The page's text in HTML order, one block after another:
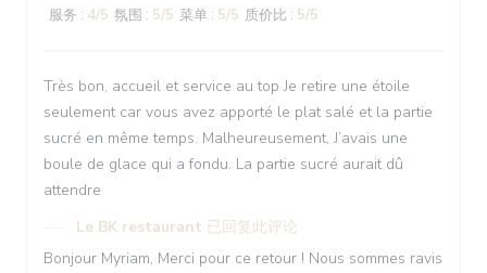
服务 : 4/5 氛围 : 5/5 菜单 : 5/5 质价比 : 5/5
Très bon, accueil et service au top Je retire une étoile
seulement car vous avez apporté le plat salé et la partie
sucré en même temps. Malheureusement, J’avais une
boule de glace qui a fondu. La partie sucré aurait dû
attendre
Le BK restaurant 已回复此评论
Bonjour Myriam, Merci pour ce retour ! Nous sommes ravis